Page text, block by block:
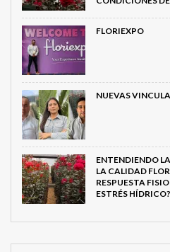
FLORIEXPO
NUEVAS
ENTENDIENDO
LA CALIDAD
RESPUESTA
ESTRÉS HÍDRICO?